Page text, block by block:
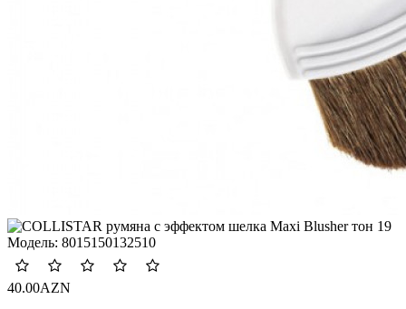
Модель: 8015150132510
40.00AZN